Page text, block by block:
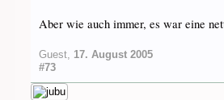
Aber wie auch immer, es war eine
Guest, 17. August 2005
#73